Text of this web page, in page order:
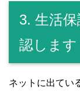
3. 生活
認します
ネットに出てい